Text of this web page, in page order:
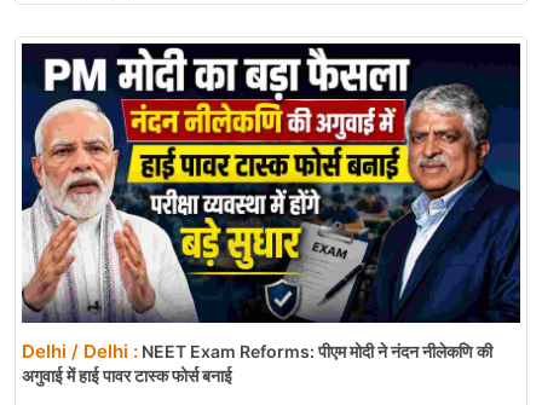
Delhi / Delhi : NEET Exam Reforms: पीएम मोदी ने नंदन नीलेकणि की
अगुवाई में हाई पावर टास्क फोर्स बनाई